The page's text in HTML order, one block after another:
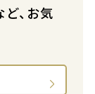
、お気